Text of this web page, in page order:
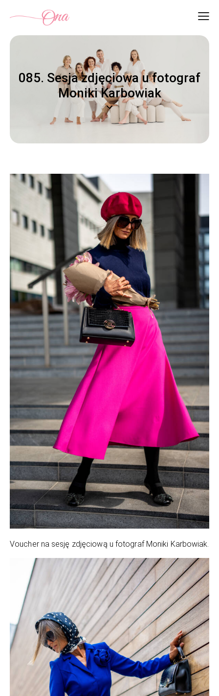
085. Sesja zdjęciowa u fotograf
Moniki Karbowiak
Voucher na sesję zdjęciową u fotograf Moniki Karbowiak.